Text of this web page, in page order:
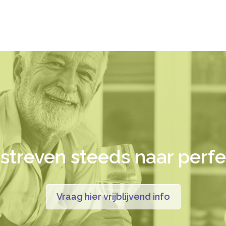
steeds naar
Vraag hier vrijblijvend info